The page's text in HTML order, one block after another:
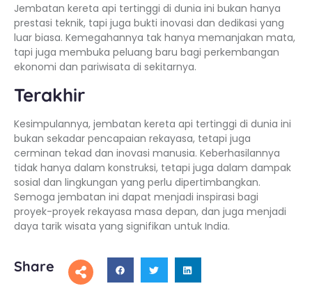
Jembatan kereta api tertinggi di dunia ini bukan hanya
prestasi teknik, tapi juga bukti inovasi dan dedikasi yang
luar biasa. Kemegahannya tak hanya memanjakan mata,
tapi juga membuka peluang baru bagi perkembangan
ekonomi dan pariwisata di sekitarnya.
Terakhir
Kesimpulannya, jembatan kereta api tertinggi di dunia ini
bukan sekadar pencapaian rekayasa, tetapi juga
cerminan tekad dan inovasi manusia. Keberhasilannya
tidak hanya dalam konstruksi, tetapi juga dalam dampak
sosial dan lingkungan yang perlu dipertimbangkan.
Semoga jembatan ini dapat menjadi inspirasi bagi
proyek-proyek rekayasa masa depan, dan juga menjadi
daya tarik wisata yang signifikan untuk India.
Share